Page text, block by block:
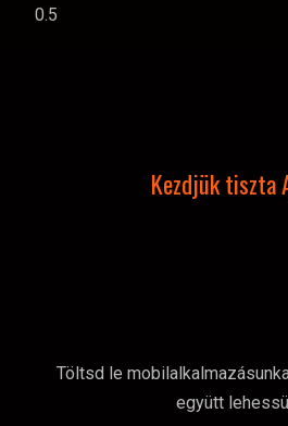
Kezdjük tiszta
Töltsd le
együtt